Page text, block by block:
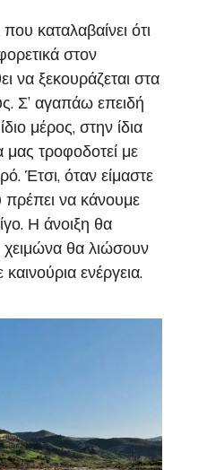
καταλαβαίνει ότι
στον
να ξεκουράζεται στα
Σ’ αγαπάω επειδή
μέρος, στην ίδια
μας τροφοδοτεί με
Έτσι, όταν είμαστε
να κάνουμε
Η άνοιξη θα
χειμώνα θα λιώσουν
ενέργεια.